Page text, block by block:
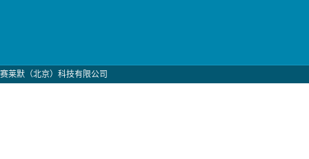
赛莱默（北京）科技有限公司